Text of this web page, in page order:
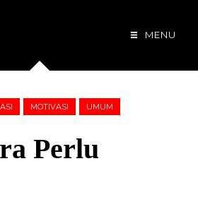
MENU
MOTIVASI UMUM
Perlu